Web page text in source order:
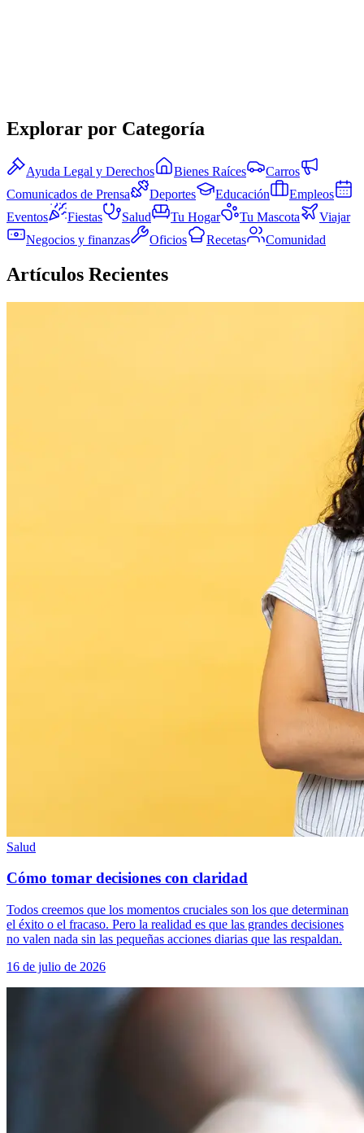
Explorar por Categoría
Ayuda Legal y Derechos Bienes Raíces
Carros
Comunicados de Prensa
Deportes Educación
Empleos
Eventos
Fiestas Salud Tu Hogar Tu Mascota
Viajar
Negocios y finanzas
Oficios Recetas Comunidad
Artículos Recientes
Salud
Cómo tomar decisiones con claridad
Todos creemos que los momentos cruciales son los que determinan
el éxito o el fracaso. Pero la realidad es que las grandes decisiones
no valen nada sin las pequeñas acciones diarias que las respaldan.
16 de julio de 2026